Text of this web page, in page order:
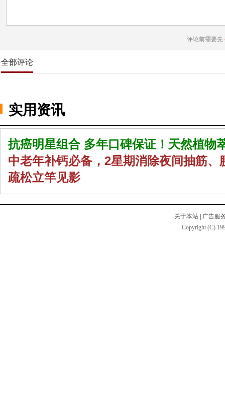
评论前需要先
全部评论
实用资讯
抗癌明星组合 多年口碑保证！天然植物
中老年补钙必备，2星期消除夜间抽筋、
疏松立竿见影
关于本站
广告服
Copyright (C)